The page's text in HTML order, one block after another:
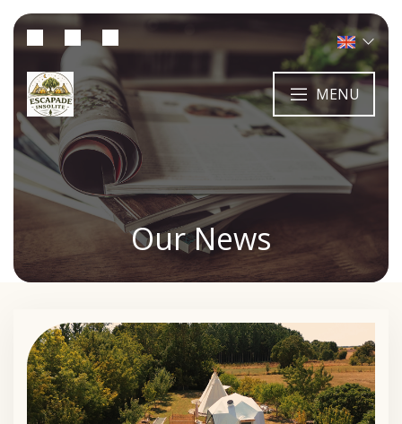
MENU
Our News